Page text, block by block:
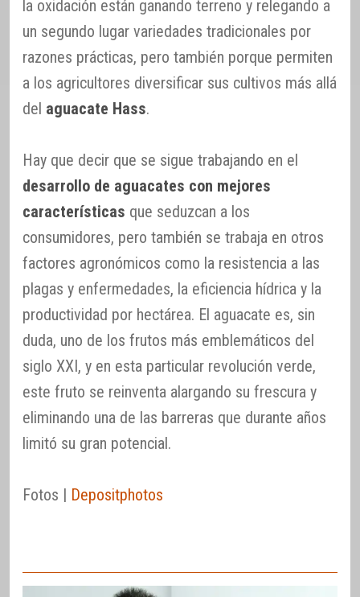
la oxidación están ganando terreno y relegando a
un segundo lugar variedades tradicionales por
razones prácticas, pero también porque permiten
a los agricultores diversificar sus cultivos más allá
del aguacate Hass.
Hay que decir que se sigue trabajando en el
desarrollo de aguacates con mejores
características que seduzcan a los
consumidores, pero también se trabaja en otros
factores agronómicos como la resistencia a las
plagas y enfermedades, la eficiencia hídrica y la
productividad por hectárea. El aguacate es, sin
duda, uno de los frutos más emblemáticos del
siglo XXI, y en esta particular revolución verde,
este fruto se reinventa alargando su frescura y
eliminando una de las barreras que durante años
limitó su gran potencial.
Fotos | Depositphotos